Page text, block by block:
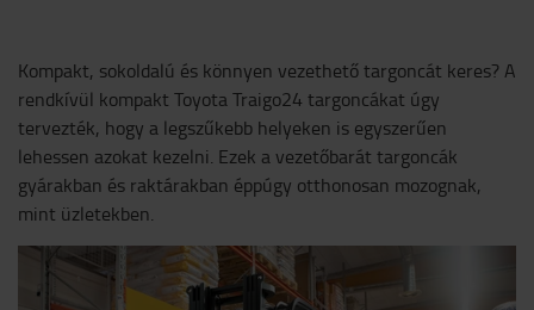
Kompakt, sokoldalú és könnyen vezethető targoncát keres? A
rendkívül kompakt Toyota Traigo24 targoncákat úgy
tervezték, hogy a legszűkebb helyeken is egyszerűen
lehessen azokat kezelni. Ezek a vezetőbarát targoncák
gyárakban és raktárakban éppúgy otthonosan mozognak,
mint üzletekben.